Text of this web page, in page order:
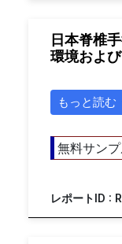
日本脊椎
環境およ
もっと読む
無料サン
レポートID :